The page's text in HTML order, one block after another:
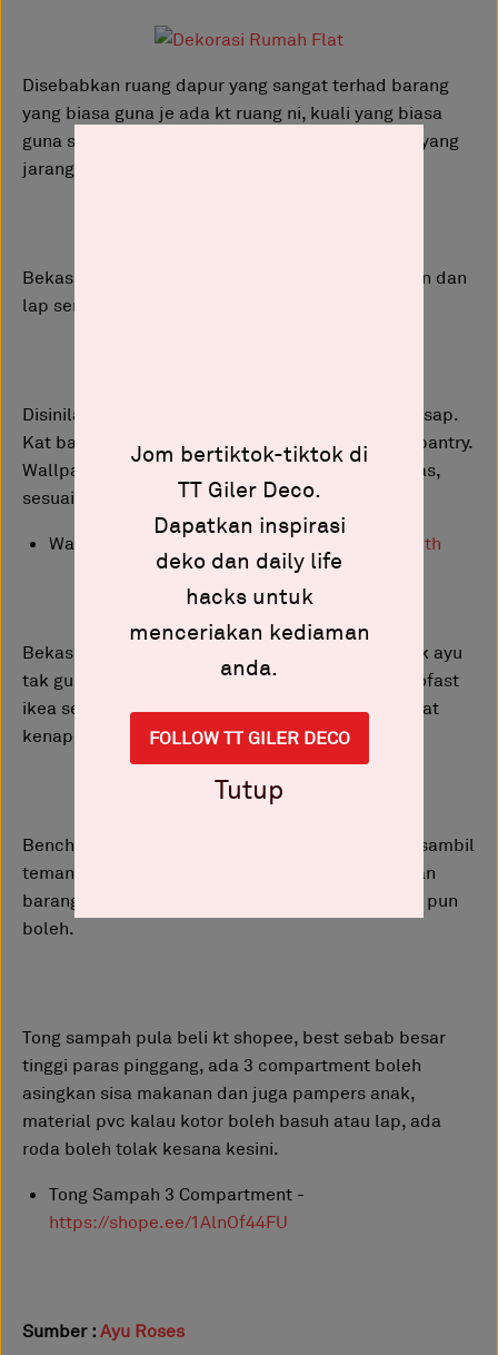
Disebabkan ruang dapur yang sangat terhad barang
yang biasa guna je ada kt ruang ni, kuali yang biasa
guna sangkut kat hujung rak, periuk besar² pula yang
jarang guna ayu letak kat ruang belakang.
Bekas rempah dari eco, seminggu sekali turunkan dan
lap semua penutup.
Disinilah dapur comel ayu, comel² pun hari² berasap.
Kat bawah rak tempat stock makanan ala² mini pantry.
Wallpaper dari shopee material tebal tahan panas,
sesuai lekat kat dapur n bilik air.
Wallpaper Stiker - https://shope.ee/30DRZjiDth
Bekas putih tu daripada bekas ice cream, makcik ayu
tak guna dah so kutip bwk balik, bekas ni ala² trofast
ikea sebekas dalam harga rm12 benda boleh jimat
kenape nak beli yang mahal kan ?
Bench ni pula guna kallax, tempat suami lepak² sambil
teman isteri memasak, kat bawah tu boleh simpan
barang nak buat rak buku atau simpan toys anak pun
boleh.
Tong sampah pula beli kt shopee, best sebab besar
tinggi paras pinggang, ada 3 compartment boleh
asingkan sisa makanan dan juga pampers anak,
material pvc kalau kotor boleh basuh atau lap, ada
roda boleh tolak kesana kesini.
Tong Sampah 3 Compartment -
https://shope.ee/1AlnOf44FU
Sumber : Ayu Roses
Jom bertiktok-tiktok di
TT Giler Deco.
Dapatkan inspirasi
deko dan daily life
hacks untuk
menceriakan kediaman
anda.
FOLLOW TT GILER DECO
Tutup